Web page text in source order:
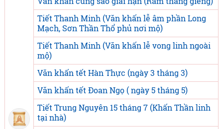
Tiết Thanh Minh (Văn khấn lễ âm phần Long
Mạch, Sơn Thần Thổ phủ nơi mộ)
Tiết Thanh Minh (Văn khấn lễ vong linh ngoài
mộ)
Văn khấn tết Hàn Thực (ngày 3 tháng 3)
Văn khấn tết Đoan Ngọ ( ngày 5 tháng 5)
Tiết Trung Nguyên 15 tháng 7 (Khấn Thần linh
tại nhà)